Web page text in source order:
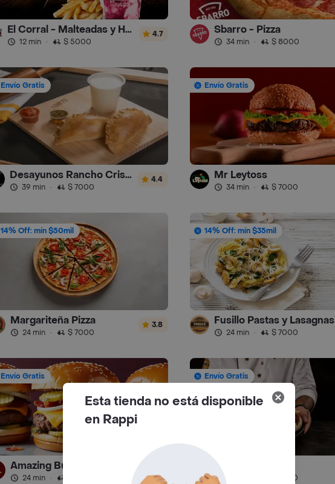
El Corral - Malteadas y Helados
12 min · $ 5000
4.7 Sbarro - Pizza
34 min · $ 8000
Envío Gratis
Desayunos Rancho Cristal
39 min · $ 7000
4.4
Envío Gratis
Mr Leytoss
34 min · $ 7000
14% Off: mín $50mil
Margariteña Pizza
24 min · $ 7000
3.8
14% Off: mín $35mil
Fusillo Pastas y Lasagnas
24 min · $ 7000
Envío Gratis
Amazing Burger
24 min ·
Envío Gratis
Altoque
$ 6500
Esta tienda no está disponible
en Rappi